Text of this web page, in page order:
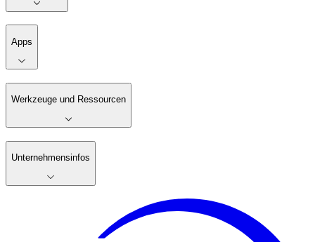
Apps
Werkzeuge und Ressourcen
Unternehmensinfos